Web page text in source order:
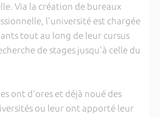
Via la création de bureaux
l'université est chargée
tout au long de leur cursus
de stages jusqu'à celle du
ont d'ores et déjà noué des
ou leur ont apporté leur